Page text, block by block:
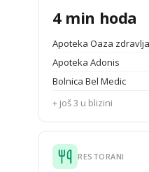
4 min hoda
Apoteka Oaza zdravlja
Apoteka Adonis
Bolnica Bel Medic
+ još 3 u blizini
RESTORANI